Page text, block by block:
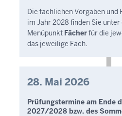
Die fachlichen Vorgaben und
im Jahr 2028 finden Sie unter
Menüpunkt Fächerfür die
das jeweilige Fach.
28. Mai 2026
Prüfungstermine am Ende
2027/2028 bzw. des